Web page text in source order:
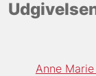
Anne